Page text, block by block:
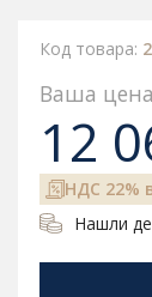
Код товара:
Ваша
12
НДС 22%
Нашли